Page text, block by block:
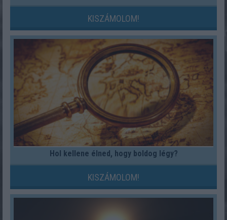
KISZÁMOLOM!
Hol kellene élned, hogy boldog légy?
KISZÁMOLOM!